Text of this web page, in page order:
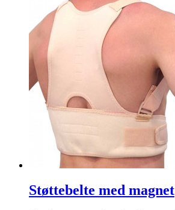
Støttebelte med magnet